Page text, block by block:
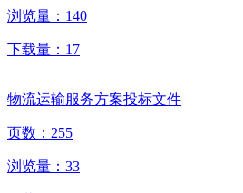
浏览量： 140
下载量： 17
物流运输服务方案投标文件
页数： 255
浏览量： 33